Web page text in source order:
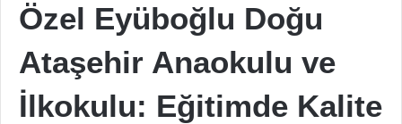
Özel Eyüboğlu Doğu
Ataşehir Anaokulu ve
İlkokulu: Eğitimde Kalite